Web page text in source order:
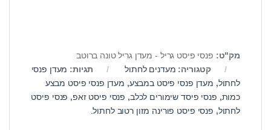
מק"ט: פנסי פיסט גריל - מעדן גריל טונה ברוטב
קטגוריה: מעדנים לחתול תגיות: מעדן פנסי
לחתול, מעדן פנסי פיסט במבצע, מעדן פנסי פיסט מבצע
כמות, פנסי פיסד שימורים לכלב, פנסי פיסט זאפ, פנסי פיסט
לחתול, פנסי פיסט פורינה מזון רטוב לחתול.